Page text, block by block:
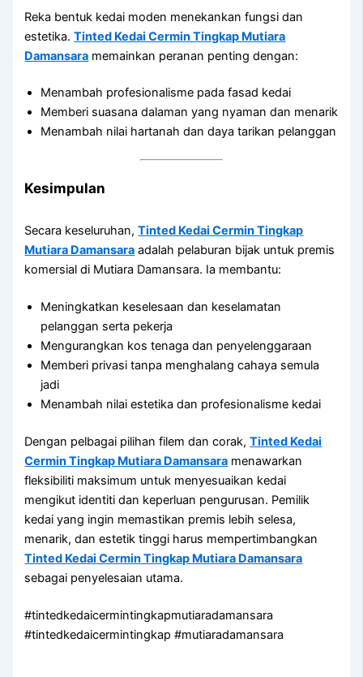
Reka bentuk kedai moden menekankan fungsi dan
estetika.Tinted Kedai Cermin Tingkap Mutiara
Damansara memainkan peranan penting dengan:
Menambah profesionalisme pada fasad kedai
Memberi suasana dalaman yang nyaman dan menarik
Menambah nilai hartanah dan daya tarikan pelanggan
Kesimpulan
Secara keseluruhan,Tinted Kedai Cermin Tingkap
Mutiara Damansara adalah pelaburan bijak untuk premis
komersial di Mutiara Damansara. Ia membantu:
Meningkatkan keselesaan dan keselamatan
pelanggan serta pekerja
Mengurangkan kos tenaga dan penyelenggaraan
Memberi privasi tanpa menghalang cahaya semula
jadi
Menambah nilai estetika dan profesionalisme kedai
Dengan pelbagai pilihan filem dan corak,Tinted Kedai
Cermin Tingkap Mutiara Damansara menawarkan
fleksibiliti maksimum untuk menyesuaikan kedai
mengikut identiti dan keperluan pengurusan. Pemilik
kedai yang ingin memastikan premis lebih selesa,
menarik, dan estetik tinggi harus mempertimbangkan
Tinted Kedai Cermin Tingkap Mutiara Damansara
sebagai penyelesaian utama.
#tintedkedaicermintingkapmutiaradamansara
#tintedkedaicermintingkap #mutiaradamansara